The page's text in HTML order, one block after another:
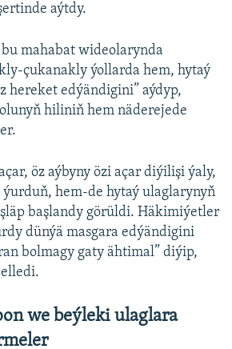
aýtdy.
mahabat wideolarynda
çukanakly ýollarda hem, hytaý
hereket edýändigini” aýdyp,
hiliniň hem näderejede
öz aýbyny özi açar diýilişi ýaly,
hem-de hytaý ulaglarynyň
başlandy görüldi. Häkimiýetler
dünýä masgara edýändigini
bolmagy gaty ähtimal” diýip,
we beýleki ulaglara